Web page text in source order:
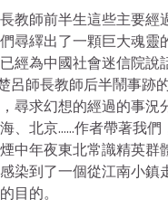
教師前半生這些主要
繹出了一顆巨大魂靈
經為中國社會迷信院
呂師長教師后半鬧事
尋求幻想的經過的事
、北京……作者帶著我
中年夜東北常識精英
染到了一個從江南小
目的。